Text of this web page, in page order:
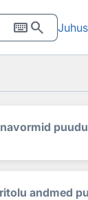
keyboardsearch
andmed